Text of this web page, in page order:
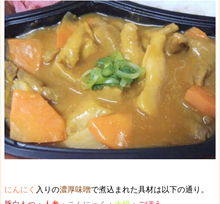
にんにく 入りの濃厚味噌で煮込まれた具材は以下の通り。